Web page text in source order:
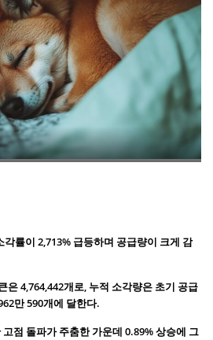
률이 2,713% 급등하며 공급량이 크게 감
은 4,764,442개로, 누적 소각량은 초기 공급
만 590개에 달한다.
점 돌파가 주춤한 가운데 0.89% 상승에 그